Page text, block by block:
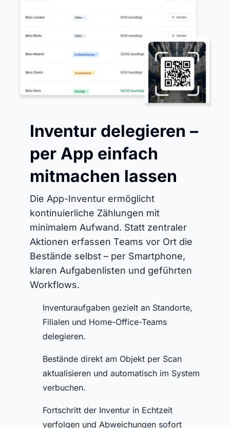
Inventur delegieren –
per App einfach
mitmachen lassen
Die App-Inventur ermöglicht
kontinuierliche Zählungen mit
minimalem Aufwand. Statt zentraler
Aktionen erfassen Teams vor Ort die
Bestände selbst – per Smartphone,
klaren Aufgabenlisten und geführten
Workflows.
Inventuraufgaben gezielt an Standorte,
Filialen und Home-Office-Teams
delegieren.
Bestände direkt am Objekt per Scan
aktualisieren und automatisch im System
verbuchen.
Fortschritt der Inventur in Echtzeit
verfolgen und Abweichungen sofort